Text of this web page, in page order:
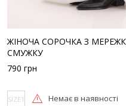
ЖІНОЧА СОРОЧКА З
СМУЖКУ
790 грн
SIZE1 Немає в наявності